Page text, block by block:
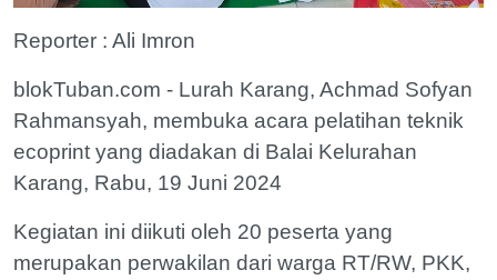
Reporter : Ali Imron
blokTuban.com - Lurah Karang, Achmad Sofyan
Rahmansyah, membuka acara pelatihan teknik
ecoprint yang diadakan di Balai Kelurahan
Karang, Rabu, 19 Juni 2024
Kegiatan ini diikuti oleh 20 peserta yang
merupakan perwakilan dari warga RT/RW, PKK,